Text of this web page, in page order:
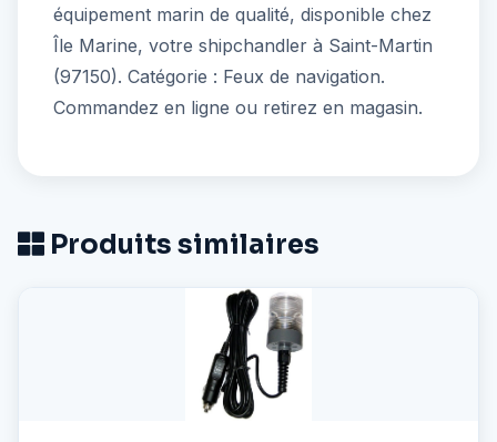
équipement marin de qualité, disponible chez
Île Marine, votre shipchandler à Saint-Martin
(97150). Catégorie : Feux de navigation.
Commandez en ligne ou retirez en magasin.
Produits similaires